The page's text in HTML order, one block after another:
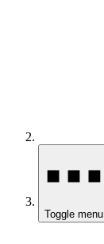
Toggle menu